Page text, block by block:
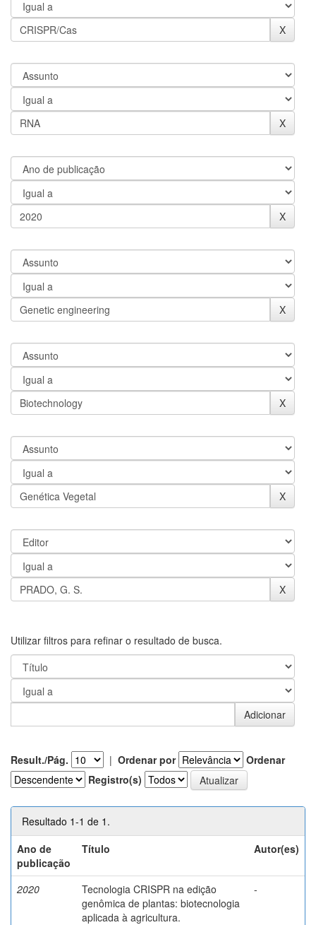
Utilizar filtros para refinar o resultado de busca.
Result./Pág. | Ordenar por
Ordenar
Registro(s)
Resultado 1-1 de 1.
Ano de
publicação
Título Autor(es)
2020
Tecnologia CRISPR na edição
genômica de plantas: biotecnologia
aplicada à agricultura.
-